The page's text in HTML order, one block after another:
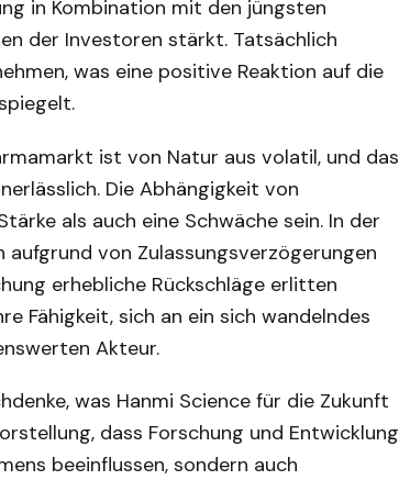
in Kombination mit den jüngsten
der Investoren stärkt. Tatsächlich
was eine positive Reaktion auf die
ist von Natur aus volatil, und das
Die Abhängigkeit von
als auch eine Schwäche sein. In der
aufgrund von Zulassungsverzögerungen
erhebliche Rückschläge erlitten
Fähigkeit, sich an ein sich wandelndes
Akteur.
was Hanmi Science für die Zukunft
dass Forschung und Entwicklung
beeinflussen, sondern auch